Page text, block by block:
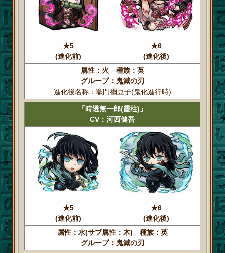
★5
(進化前)
★6
(進化後)
属性：火 種族：英
グループ：鬼滅の刃
進化後名称：竈門禰豆子(鬼化進行時)
「時透無一郎(霞柱)」
CV：河西健吾
★5
(進化前)
★6
(進化後)
属性：水(サブ属性：木) 種族：英
グループ：鬼滅の刃